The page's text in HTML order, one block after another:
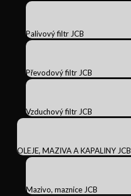
Palivový filtr JCB
Převodový filtr JCB
Vzduchový filtr JCB
OLEJE, MAZIVA A KAPALINY JCB
Mazivo, maznice JCB